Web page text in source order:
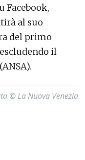
Facebook,
al suo
del primo
il
© La Nuova Venezia